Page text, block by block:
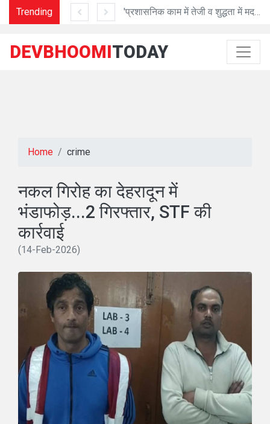
Trending 'प्रशासनिक काम में तेजी व शुद्धता में मददगार है Al तकनीक'
DEVBHOOMITODAY
Home crime
नकल गिरोह का देहरादून में
भंडाफोड़...2 गिरफ्तार, STF की
कार्रवाई
(14-Feb-2026)